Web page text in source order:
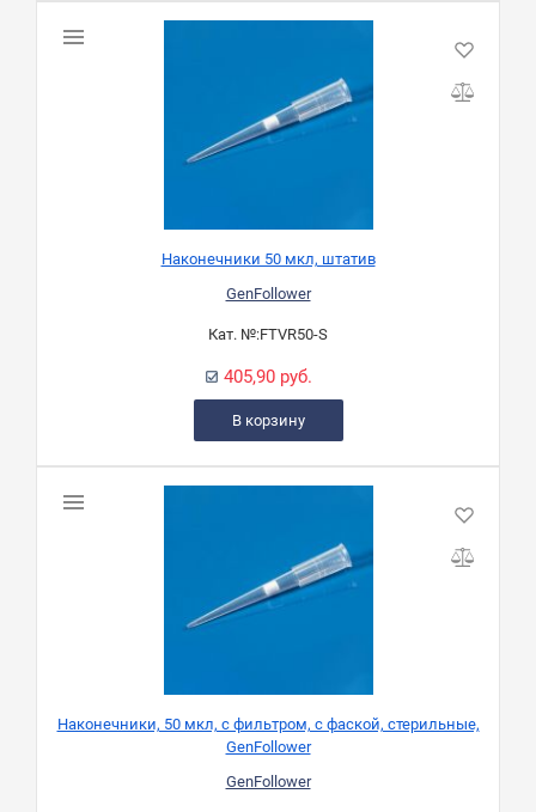
Наконечники 50 мкл, штатив
GenFollower
Кат. №:FTVR50-S
405,90 руб.
В корзину
Наконечники, 50 мкл, с фильтром, с фаской, стерильные,
GenFollower
GenFollower